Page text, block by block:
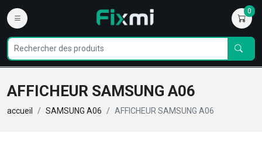
0
AFFICHEUR SAMSUNG A06
accueil SAMSUNG A06 AFFICHEUR SAMSUNG A06